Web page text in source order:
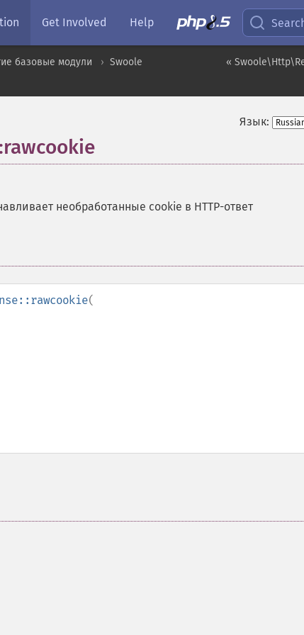
Get Involved Help
«
базовые модули
Swoole
Язык:
необработанные cookie в HTTP-ответ
(